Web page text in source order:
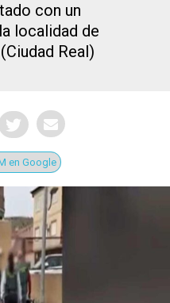
con un
localidad de
Real)
en Google